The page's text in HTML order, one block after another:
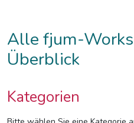
Alle fjum-
Überblick
Kategorien